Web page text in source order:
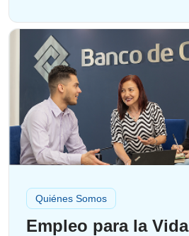
Quiénes Somos
Empleo para la Vida